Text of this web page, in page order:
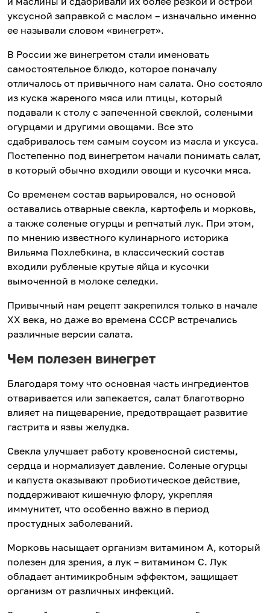
уксусной заправкой с маслом – изначально именно
ее называли словом «винегрет».
В России же винегретом стали именовать
самостоятельное блюдо, которое поначалу
отличалось от привычного нам салата. Оно состояло
из куска жареного мяса или птицы, который
подавали к столу с запеченной свеклой, солеными
огурцами и другими овощами. Все это
сдабривалось тем самым соусом из масла и уксуса.
Постепенно под винегретом начали понимать салат,
в который обычно входили овощи и кусочки мяса.
Со временем состав варьировался, но основой
оставались отварные свекла, картофель и морковь,
а также соленые огурцы и репчатый лук. При этом,
по мнению известного кулинарного историка
Вильяма Похлебкина, в классический состав
входили рубленые крутые яйца и кусочки
вымоченной в молоке селедки.
Привычный нам рецепт закрепился только в начале
XX века, но даже во времена СССР встречались
различные версии салата.
Чем полезен винегрет
Благодаря тому что основная часть ингредиентов
отваривается или запекается, салат благотворно
влияет на пищеварение, предотвращает развитие
гастрита и язвы желудка.
Свекла улучшает работу кровеносной системы,
сердца и нормализует давление. Соленые огурцы
и капуста оказывают пробиотическое действие,
поддерживают кишечную флору, укрепляя
иммунитет, что особенно важно в период
простудных заболеваний.
Морковь насыщает организм витамином А, который
полезен для зрения, а лук – витамином С. Лук
обладает антимикробным эффектом, защищает
организм от различных инфекций.